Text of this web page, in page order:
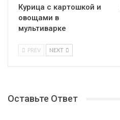
Курица с картошкой и
овощами в
мультиварке
PREV NEXT
Оставьте Ответ